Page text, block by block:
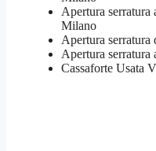
​Apertura
Milano
Apertura
​Apertura
​Cassaforte Usata